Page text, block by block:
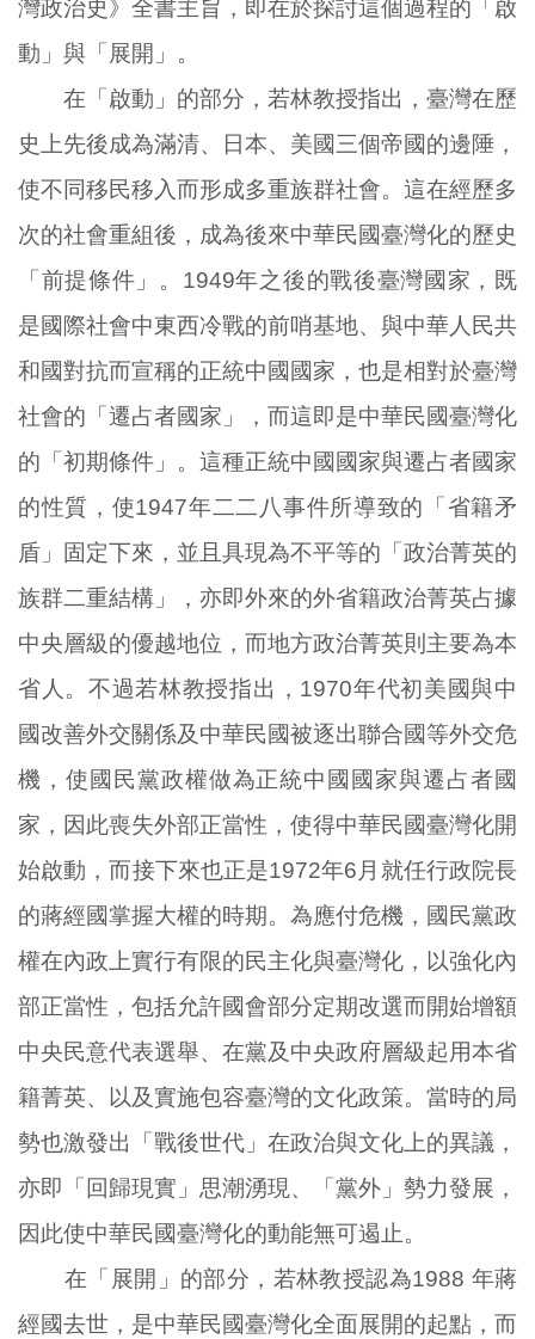
灣政治史》全書主旨，即在於探討這個過程的「啟
動」與「展開」。
在「啟動」的部分，若林教授指出，臺灣在歷
史上先後成為滿清、日本、美國三個帝國的邊陲，
使不同移民移入而形成多重族群社會。這在經歷多
次的社會重組後，成為後來中華民國臺灣化的歷史
「前提條件」。1949年之後的戰後臺灣國家，既
是國際社會中東西冷戰的前哨基地、與中華人民共
和國對抗而宣稱的正統中國國家，也是相對於臺灣
社會的「遷占者國家」，而這即是中華民國臺灣化
的「初期條件」。這種正統中國國家與遷占者國家
的性質，使1947年二二八事件所導致的「省籍矛
盾」固定下來，並且具現為不平等的「政治菁英的
族群二重結構」，亦即外來的外省籍政治菁英占據
中央層級的優越地位，而地方政治菁英則主要為本
省人。不過若林教授指出，1970年代初美國與中
國改善外交關係及中華民國被逐出聯合國等外交危
機，使國民黨政權做為正統中國國家與遷占者國
家，因此喪失外部正當性，使得中華民國臺灣化開
始啟動，而接下來也正是1972年6月就任行政院長
的蔣經國掌握大權的時期。為應付危機，國民黨政
權在內政上實行有限的民主化與臺灣化，以強化內
部正當性，包括允許國會部分定期改選而開始增額
中央民意代表選舉、在黨及中央政府層級起用本省
籍菁英、以及實施包容臺灣的文化政策。當時的局
勢也激發出「戰後世代」在政治與文化上的異議，
亦即「回歸現實」思潮湧現、「黨外」勢力發展，
因此使中華民國臺灣化的動能無可遏止。
在「展開」的部分，若林教授認為1988 年蔣
經國去世，是中華民國臺灣化全面展開的起點，而